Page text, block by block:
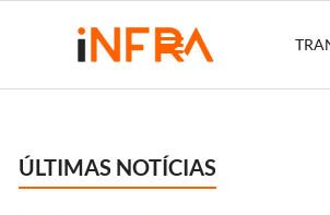
ÚLTIMAS NOTÍCIAS